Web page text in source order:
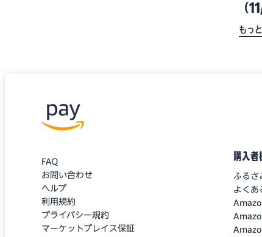
（
もっ
FAQ
お問い合わせ
ヘルプ
利用規約
プライバシー規約
マーケットプレイス保証
購入者
ふるさ
よくあ